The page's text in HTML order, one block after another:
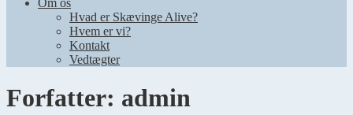
Om os
Hvad er Skævinge Alive?
Hvem er vi?
Kontakt
Vedtægter
Forfatter: admin